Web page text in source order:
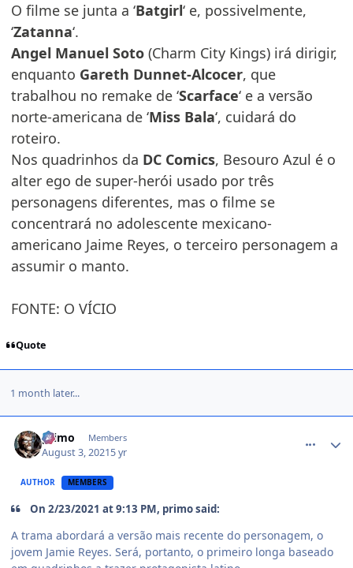
O filme se junta a ‘Batgirl‘ e, possivelmente,
‘Zatanna‘.
Angel Manuel Soto (Charm City Kings) irá dirigir,
enquanto Gareth Dunnet-Alcocer, que
trabalhou no remake de ‘Scarface‘ e a versão
norte-americana de ‘Miss Bala‘, cuidará do
roteiro.
Nos quadrinhos da DC Comics, Besouro Azul é o
alter ego de super-herói usado por três
personagens diferentes, mas o filme se
concentrará no adolescente mexicano-
americano Jaime Reyes, o terceiro personagem a
assumir o manto.
FONTE: O VÍCIO
Quote
1 month later...
primo Members
August 3, 20215 yr
AUTHOR MEMBERS
On 2/23/2021 at 9:13 PM, primo said:
A trama abordará a versão mais recente do personagem, o
jovem Jamie Reyes. Será, portanto, o primeiro longa baseado